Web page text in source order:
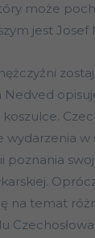
może
jest Josef
wydarzenia w
poznania
na temat